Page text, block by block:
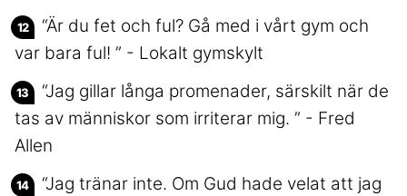
“Är du fet och ful? Gå med i vårt gym och
var bara ful! ” - Lokalt gymskylt
“Jag gillar långa promenader, särskilt när de
tas av människor som irriterar mig. ” - Fred
Allen
“Jag tränar inte. Om Gud hade velat att jag